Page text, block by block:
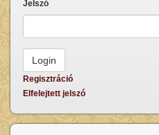
Jelszó
Regisztráció
Elfelejtett jelszó